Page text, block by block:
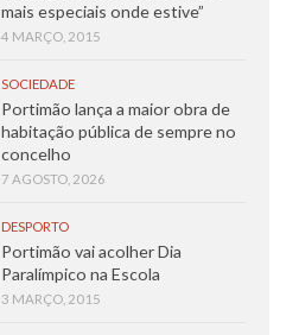
mais especiais onde estive”
4 MARÇO, 2015
SOCIEDADE
Portimão lança a maior obra de
habitação pública de sempre no
concelho
7 AGOSTO, 2026
DESPORTO
Portimão vai acolher Dia
Paralímpico na Escola
3 MARÇO, 2015